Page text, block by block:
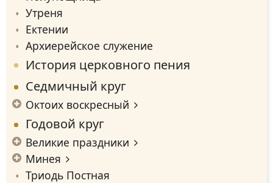
Утреня
Ектении
Архиерейское служение
История церковного пения
Седмичный круг
Октоих воскресный
Годовой круг
Великие праздники
Минея
Триодь Постная